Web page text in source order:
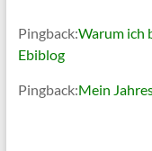
Pingback:Warum ich
Ebiblog
Pingback:Mein